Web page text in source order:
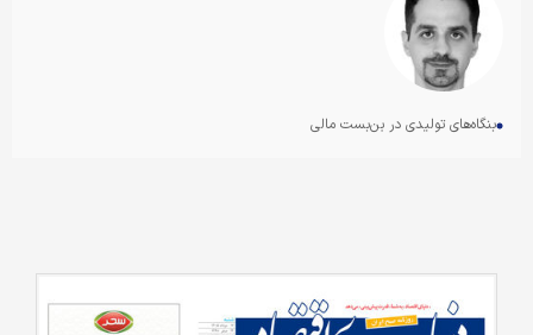
بنگاه‏‏‌های تولیدی در بن‏‏‌بست مالی